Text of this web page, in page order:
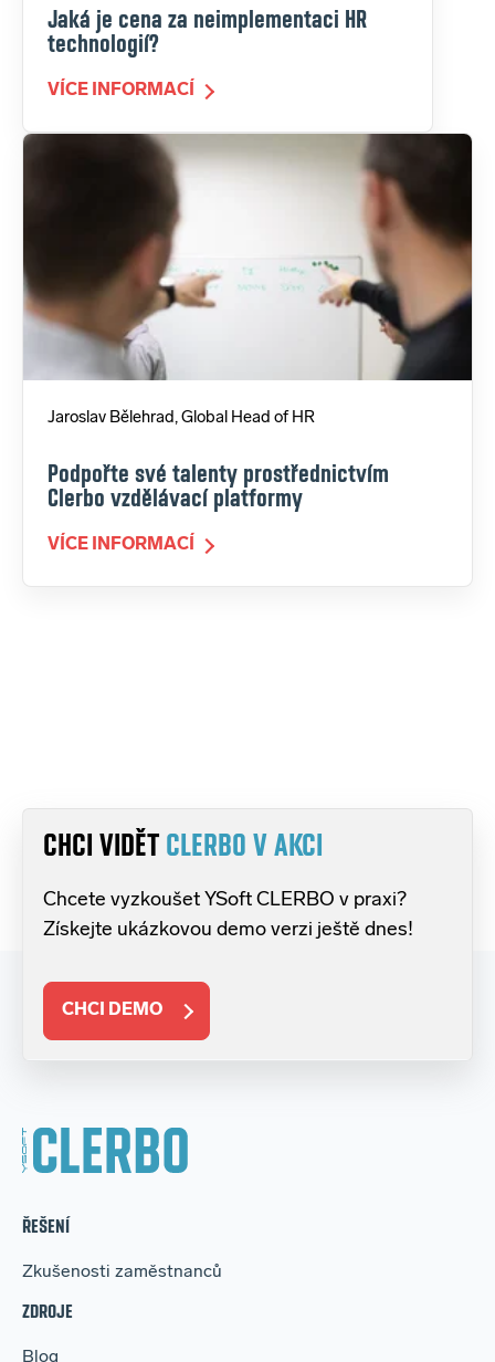
Jaká je cena za neimplementaci HR
technologií?
VÍCE INFORMACÍ
Jaroslav Bělehrad, Global Head of HR
Podpořte své talenty prostřednictvím
Clerbo vzdělávací platformy
VÍCE INFORMACÍ
CHCI VIDĚT CLERBO V AKCI
Chcete vyzkoušet YSoft CLERBO v praxi?
Získejte ukázkovou demo verzi ještě dnes!
CHCI DEMO
ŘEŠENÍ
Zkušenosti zaměstnanců
ZDROJE
Blog